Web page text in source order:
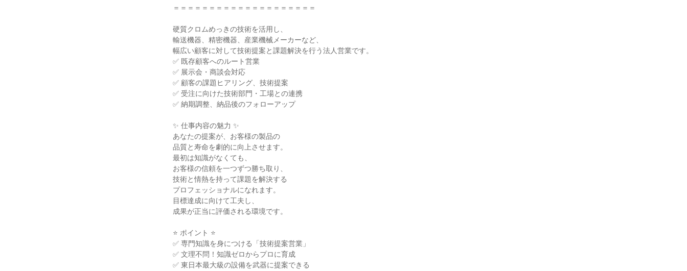
＝＝＝＝＝＝＝＝＝＝＝＝＝＝＝＝＝＝＝＝
硬質クロムめっきの技術を活用し、
輸送機器、精密機器、産業機械メーカーなど、
幅広い顧客に対して技術提案と課題解決を行う法人営業です。
✅ 既存顧客へのルート営業
✅ 展示会・商談会対応
✅ 顧客の課題ヒアリング、技術提案
✅ 受注に向けた技術部門・工場との連携
✅ 納期調整、納品後のフォローアップ
✨ 仕事内容の魅力 ✨
あなたの提案が、お客様の製品の
品質と寿命を劇的に向上させます。
最初は知識がなくても、
お客様の信頼を一つずつ勝ち取り、
技術と情熱を持って課題を解決する
プロフェッショナルになれます。
目標達成に向けて工夫し、
成果が正当に評価される環境です。
⭐ ポイント ⭐
✅ 専門知識を身につける「技術提案営業」
✅ 文理不問！知識ゼロからプロに育成
✅ 東日本最大級の設備を武器に提案できる